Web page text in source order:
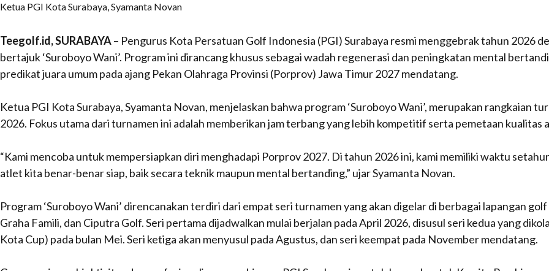
Ketua PGI Kota Surabaya, Syamanta Novan
Teegolf.id, SURABAYA– Pengurus Kota Persatuan Golf Indonesia (PGI) Surabaya resmi menggebrak tahun 2026
bertajuk ‘Suroboyo Wani’. Program ini dirancang khusus sebagai wadah regenerasi dan peningkatan mental
predikat juara umum pada ajang Pekan Olahraga Provinsi (Porprov) Jawa Timur 2027 mendatang.
Ketua PGI Kota Surabaya, Syamanta Novan, menjelaskan bahwa program ‘Suroboyo Wani’, merupakan rangkaian
2026. Fokus utama dari turnamen ini adalah memberikan jam terbang yang lebih kompetitif serta pemetaan kualitas
“Kami mencoba untuk mempersiapkan diri menghadapi Porprov 2027. Di tahun 2026 ini, kami memiliki waktu
atlet kita benar-benar siap, baik secara teknik maupun mental bertanding,” ujar Syamanta Novan.
Program ‘Suroboyo Wani’ direncanakan terdiri dari empat seri turnamen yang akan digelar di berbagai lapangan
Graha Famili, dan Ciputra Golf. Seri pertama dijadwalkan mulai berjalan pada April 2026, disusul seri kedua yang
Kota Cup) pada bulan Mei. Seri ketiga akan menyusul pada Agustus, dan seri keempat pada November mendatang.